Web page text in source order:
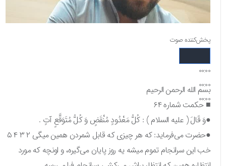
پخش‌کننده صوت
00:00
00:00
00:00
بسم الله الرحمن الرحیم
■ حکمت شماره ۶۴
●وَ قَالَ ( عليه السلام ) : كُلُّ مَعْدُودٍ مُنْقَضٍ وَ كُلُّ مُتَوَقَّعٍ آتٍ .
●حضرت می‌فرماید: که هر چیزی که قابل شمردن همین میگی ۲ ۳ ۴ ۵
خب این سرانجام تموم میشه یه روز پایان می‌گیره، و اونچه که مورد